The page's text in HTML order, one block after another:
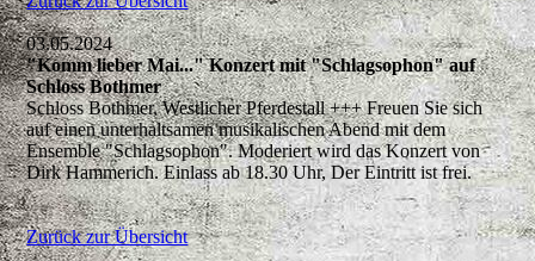
03.05.2024
"Komm lieber Mai..." Konzert mit "Schlagsophon" auf
Schloss Bothmer
Schloss Bothmer, Westlicher Pferdestall +++ Freuen Sie sich
auf einen unterhaltsamen musikalischen Abend mit dem
Ensemble "Schlagsophon". Moderiert wird das Konzert von
Dirk Hammerich. Einlass ab 18.30 Uhr, Der Eintritt ist frei.
Zurück zur Übersicht